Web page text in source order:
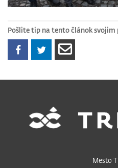
Pošlite tip na tento článok
Mesto